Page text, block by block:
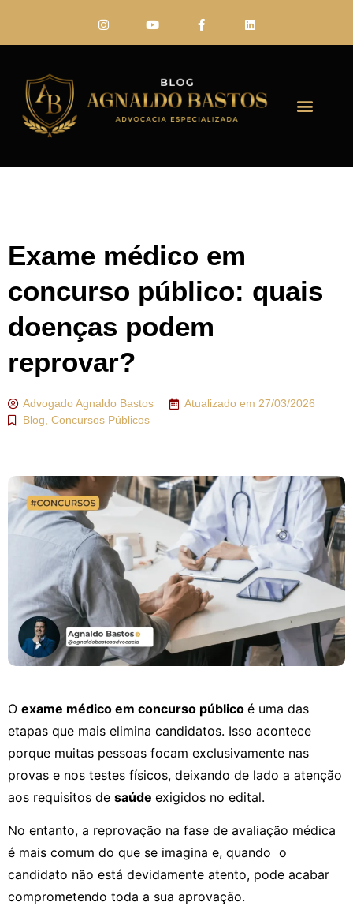
Exame médico em
concurso público: quais
doenças podem
reprovar?
AdvogadoAgnaldo Bastos Atualizado em 27/03/2026
Blog, Concursos Públicos
O exame médico em concurso público é uma das
etapas que mais elimina candidatos. Isso acontece
porque muitas pessoas focam exclusivamente nas
provas e nos testes físicos, deixando de lado a atenção
aos requisitos de saúde exigidos no edital.
No entanto, a reprovação na fase de avaliação médica
é mais comum do que se imagina e, quando o
candidato não está devidamente atento, pode acabar
comprometendo toda a sua aprovação.